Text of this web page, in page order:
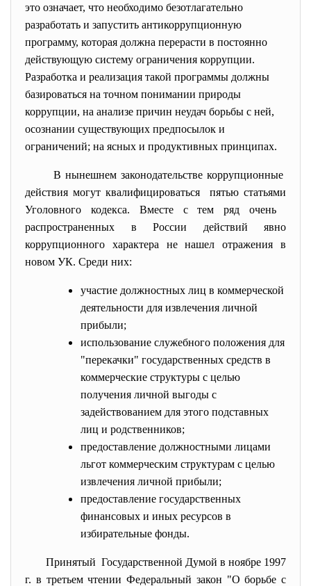
это означает, что необходимо безотлагательно
разработать и запустить антикоррупционную
программу, которая должна перерасти в постоянно
действующую систему ограничения коррупции.
Разработка и реализация такой программы должны
базироваться на точном понимании природы
коррупции, на анализе причин неудач борьбы с ней,
осознании существующих предпосылок и
ограничений; на ясных и продуктивных принципах.
В нынешнем законодательстве коррупционные
действия могут квалифицироваться пятью статьями
Уголовного кодекса. Вместе с тем ряд очень
распространенных в России действий явно
коррупционного характера не нашел отражения в
новом УК. Среди них:
участие должностных лиц в коммерческой
деятельности для извлечения личной
прибыли;
использование служебного положения для
"перекачки" государственных средств в
коммерческие структуры с целью
получения личной выгоды с
задействованием для этого подставных
лиц и родственников;
предоставление должностными лицами
льгот коммерческим структурам с целью
извлечения личной прибыли;
предоставление государственных
финансовых и иных ресурсов в
избирательные фонды.
Принятый Государственной Думой в ноябре 1997
г. в третьем чтении Федеральный закон "О борьбе с